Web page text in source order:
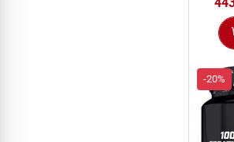
-20%